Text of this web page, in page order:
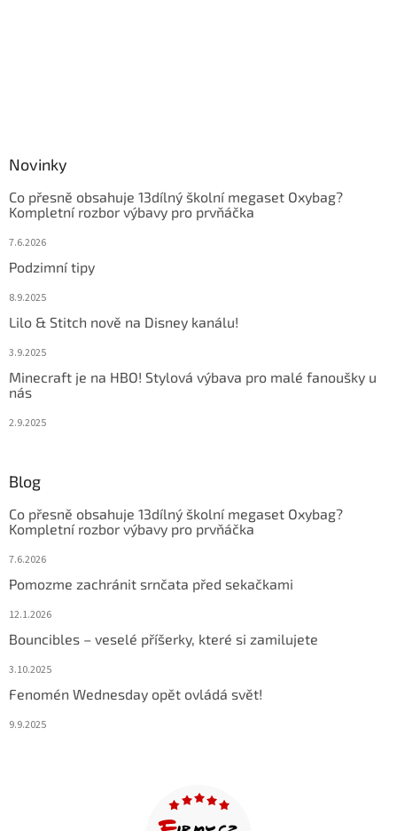
Novinky
Co přesně obsahuje 13dílný školní megaset Oxybag?
Kompletní rozbor výbavy pro prvňáčka
7.6.2026
Podzimní tipy
8.9.2025
Lilo & Stitch nově na Disney kanálu!
3.9.2025
Minecraft je na HBO! Stylová výbava pro malé fanoušky u
nás
2.9.2025
Blog
Co přesně obsahuje 13dílný školní megaset Oxybag?
Kompletní rozbor výbavy pro prvňáčka
7.6.2026
Pomozme zachránit srnčata před sekačkami
12.1.2026
Bouncibles – veselé příšerky, které si zamilujete
3.10.2025
Fenomén Wednesday opět ovládá svět!
9.9.2025